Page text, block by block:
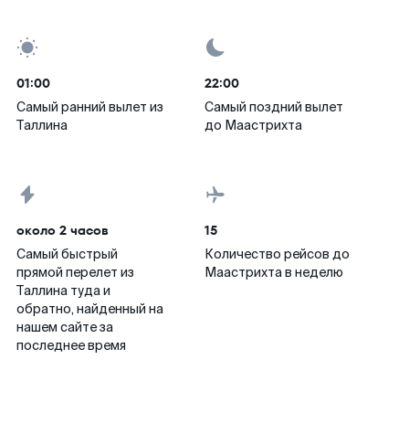
01:00
Самый ранний вылет из
Таллина
22:00
Самый поздний вылет
до Маастрихта
около 2 часов
Самый быстрый
прямой перелет из
Таллина туда и
обратно, найденный на
нашем сайте за
последнее время
15
Количество рейсов до
Маастрихта в неделю